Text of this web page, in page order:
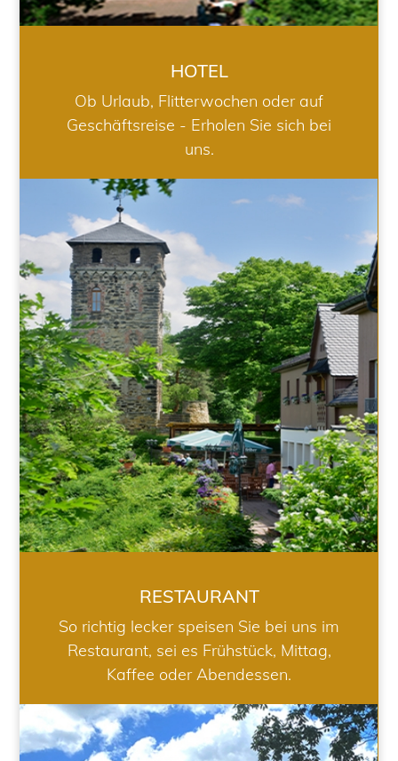
HOTEL
Ob Urlaub, Flitterwochen oder auf
Geschäftsreise - Erholen Sie sich bei
uns.
RESTAURANT
RESTAURANT
So richtig lecker speisen Sie bei uns im
Restaurant, sei es Frühstück, Mittag,
Kaffee oder Abendessen.